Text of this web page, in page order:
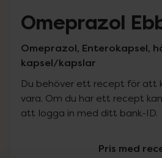
Omeprazol
Omeprazol, Enterokapsel,
kapsel/kapslar
Du behöver ett recept för att
vara. Om du har ett recept
att logga in med ditt bank-ID.
Pris med